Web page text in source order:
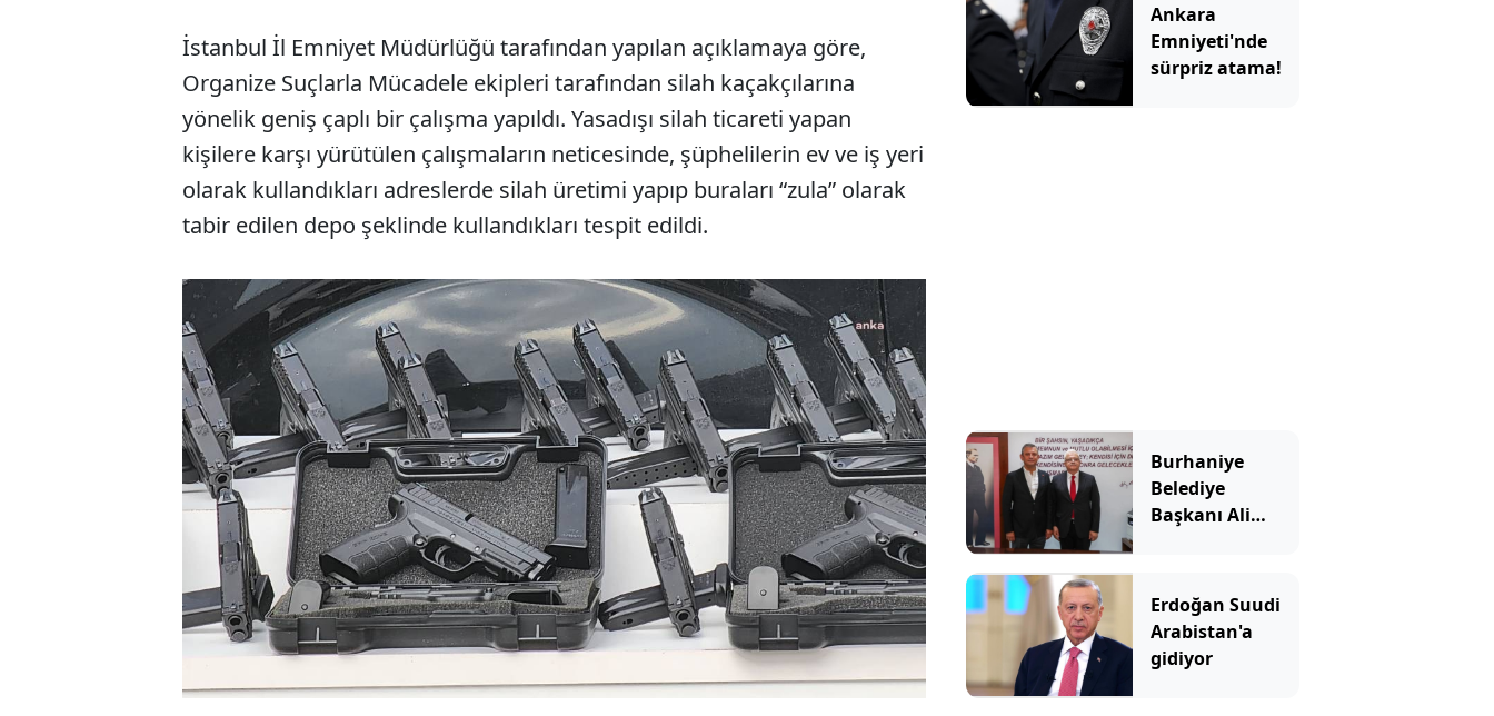
İstanbul İl Emniyet Müdürlüğü tarafından yapılan açıklamaya göre,
Organize Suçlarla Mücadele ekipleri tarafından silah kaçakçılarına
yönelik geniş çaplı bir çalışma yapıldı. Yasadışı silah ticareti yapan
kişilere karşı yürütülen çalışmaların neticesinde, şüphelilerin ev ve iş yeri
olarak kullandıkları adreslerde silah üretimi yapıp buraları “zula” olarak
tabir edilen depo şeklinde kullandıkları tespit edildi.
Ankara
Emniyeti'nde
sürpriz atama!
Burhaniye
Belediye
Başkanı Ali
katıldı
Erdoğan Suudi
Arabistan'a
gidiyor